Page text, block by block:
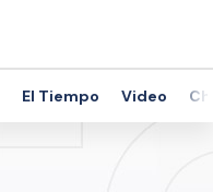
El Tiempo Video